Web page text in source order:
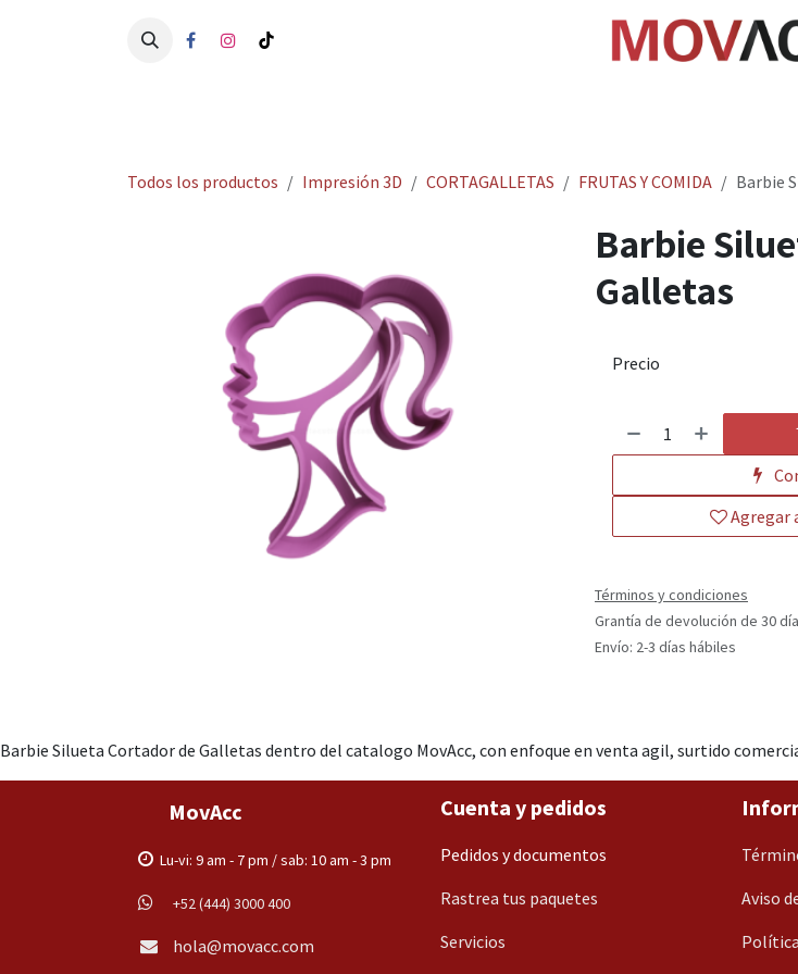
Todos los productos Impresión 3D CORTAGALLETAS FRUTAS Y COMIDA Barbie
Barbie
Galletas
Agregar
Precio
Términos y condiciones
Grantía de devolución de 30
Envío: 2-3 días hábiles
Barbie Silueta Cortador de Galletas dentro del catalogo MovAcc, con enfoque en venta agil, surtido
MovAcc
Lu-vi: 9 am - 7 pm / sab: 10 am - 3 pm
+52 (444) 3000 400
hola@movacc.com
Cuenta y pedidos
Pedidos y documentos
Rastrea tus paquetes
Servicios
Aviso